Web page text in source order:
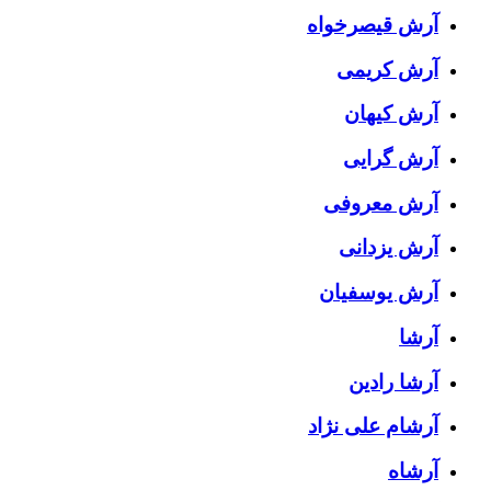
آرش قیصرخواه
آرش کریمی
آرش کیهان
آرش گرایی
آرش معروفی
آرش یزدانی
آرش یوسفیان
آرشا
آرشا رادین
آرشام علی نژاد
آرشاه